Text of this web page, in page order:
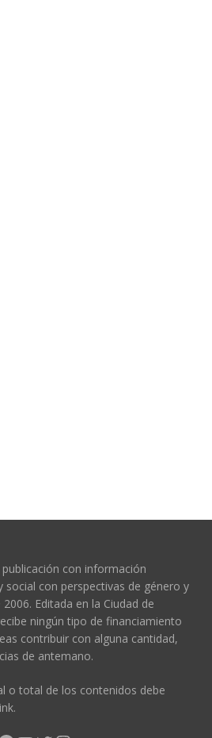
con información
social con perspectivas de género y
Editada en la Ciudad de
ningún tipo de financiamiento
contribuir con alguna cantidad,
de antemano.
o total de los contenidos debe